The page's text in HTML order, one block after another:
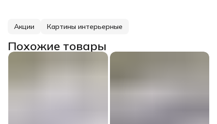
Акции Картины интерьерные
Похожие товары